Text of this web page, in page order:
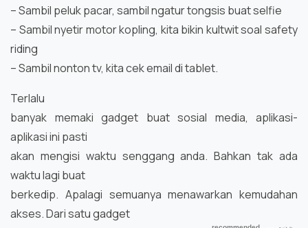
– Sambil peluk pacar, sambil ngatur tongsis buat selfie
– Sambil nyetir motor kopling, kita bikin kultwit soal safety
riding
– Sambil nonton tv, kita cek email di tablet.
Terlalu
banyak memaki gadget buat sosial media, aplikasi-
aplikasi ini pasti
akan mengisi waktu senggang anda. Bahkan tak ada
waktu lagi buat
berkedip. Apalagi semuanya menawarkan kemudahan
akses. Dari satu gadget